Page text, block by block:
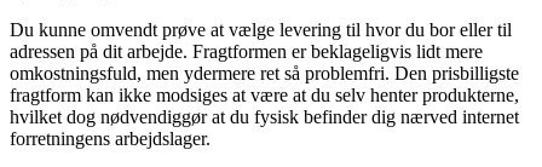
Du kunne omvendt prøve at vælge levering til hvor du bor eller til
adressen på dit arbejde. Fragtformen er beklageligvis lidt mere
omkostningsfuld, men ydermere ret så problemfri. Den prisbilligste
fragtform kan ikke modsiges at være at du selv henter produkterne,
hvilket dog nødvendiggør at du fysisk befinder dig nærved internet
forretningens arbejdslager.